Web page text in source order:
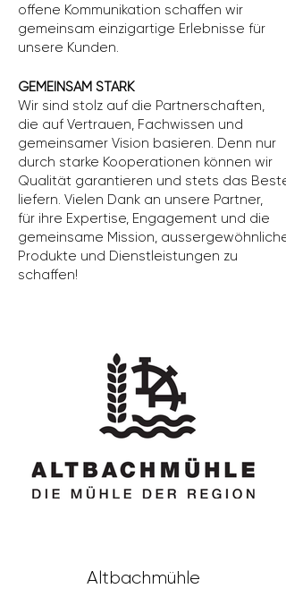
offene Kommunikation schaffen wir
gemeinsam einzigartige Erlebnisse für
unsere Kunden.
GEMEINSAM STARK
Wir sind stolz auf die Partnerschaften,
die auf Vertrauen, Fachwissen und
gemeinsamer Vision basieren. Denn nur
durch starke Kooperationen können wir
Qualität garantieren und stets das Beste
liefern. Vielen Dank an unsere Partner,
für ihre Expertise, Engagement und die
gemeinsame Mission, aussergewöhnliche
Produkte und Dienstleistungen zu
schaffen!
Altbachmühle